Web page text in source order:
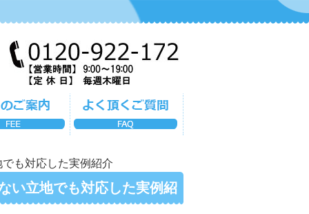
も対応した実例紹介
い立地でも対応した実例紹